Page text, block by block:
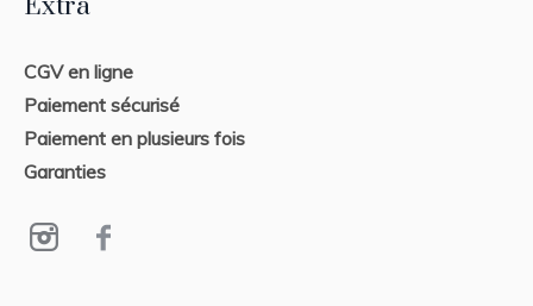
CGV en ligne
Paiement sécurisé
Paiement en plusieurs fois
Garanties